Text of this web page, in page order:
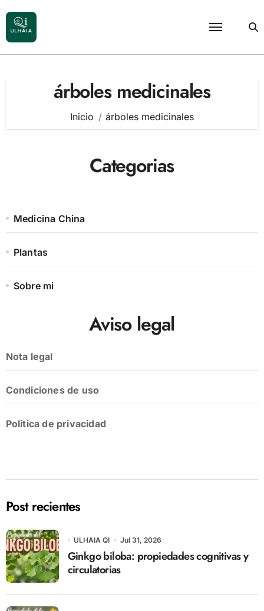
al
contenido
árboles medicinales
Inicio árboles medicinales
Categorias
Medicina China
Plantas
Sobre mi
Aviso legal
Nota legal
Condiciones de uso
Politica de privacidad
Post recientes
ULHAIA QI Jul 31, 2026
Ginkgo biloba: propiedades cognitivas y
circulatorias